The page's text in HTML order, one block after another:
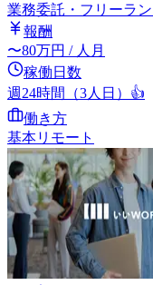
業務委託・フリーラン
報酬
〜80万円 / 人月
稼働日数
週24時間（3人日） 👍
働き方
基本リモート